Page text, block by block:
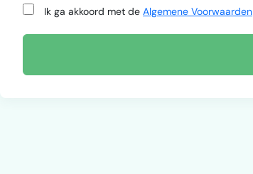
Ik ga akkoord met deAlgemene Voorwaarden